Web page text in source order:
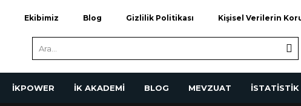
Ekibimiz Blog Gizlilik Politikası Kişisel Verilerin
İKPOWER İK AKADEMİ BLOG MEVZUAT İSTATİSTİK